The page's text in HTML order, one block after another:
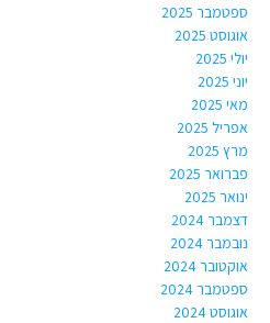
ספטמבר 2025
אוגוסט 2025
יולי 2025
יוני 2025
מאי 2025
אפריל 2025
מרץ 2025
פברואר 2025
ינואר 2025
דצמבר 2024
נובמבר 2024
אוקטובר 2024
ספטמבר 2024
אוגוסט 2024